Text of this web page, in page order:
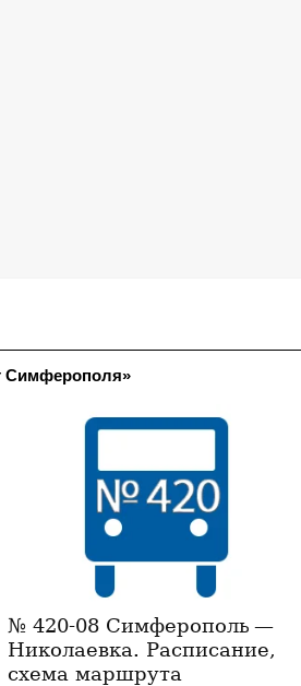
Симферополя»
№ 420-08 Симферополь —
Николаевка. Расписание,
схема маршрута